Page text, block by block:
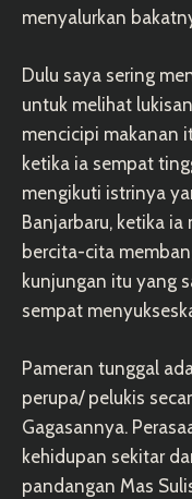
menyalurkan
Dulu saya sering
untuk melihat
mencicipi makanan
ketika ia sempat
mengikuti istrinya
Banjarbaru, ketika
bercita-cita
kunjungan itu yang
sempat
Pameran tunggal
perupa/ pelukis
Gagasannya.
kehidupan sekitar
pandangan Mas